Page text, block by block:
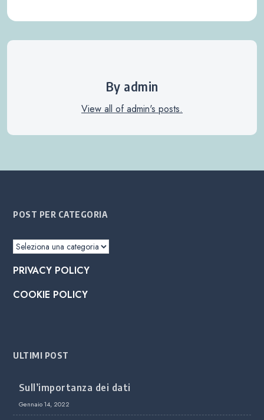
By admin
View all of admin's posts.
POST PER CATEGORIA
Post
categoria
PRIVACY POLICY
COOKIE POLICY
ULTIMI POST
Sull’importanza dei dati
Gennaio 14, 2022